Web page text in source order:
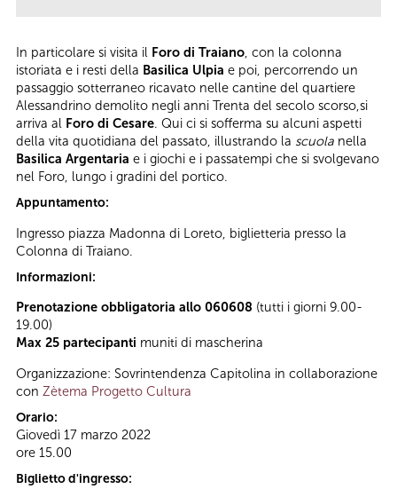
In particolare si visita il Foro di Traiano, con la colonna
istoriata e i resti della Basilica Ulpia e poi, percorrendo un
passaggio sotterraneo ricavato nelle cantine del quartiere
Alessandrino demolito negli anni Trenta del secolo scorso,si
arriva al Foro di Cesare. Qui ci si sofferma su alcuni aspetti
della vita quotidiana del passato, illustrando la scuola nella
Basilica Argentaria e i giochi e i passatempi che si svolgevano
nel Foro, lungo i gradini del portico.
Appuntamento:
Ingresso piazza Madonna di Loreto, biglietteria presso la
Colonna di Traiano.
Informazioni:
Prenotazione obbligatoria allo 060608 (tutti i giorni 9.00-
19.00)
Max 25 partecipanti muniti di mascherina
Organizzazione: Sovrintendenza Capitolina in collaborazione
con Zètema Progetto Cultura
Orario:
Giovedì 17 marzo 2022
ore 15.00
Biglietto d'ingresso: